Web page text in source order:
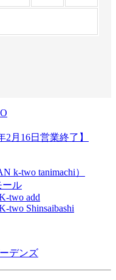
月16日営業終了】
k-two tanimachi）
ール
two add
two Shinsaibashi
デンズ